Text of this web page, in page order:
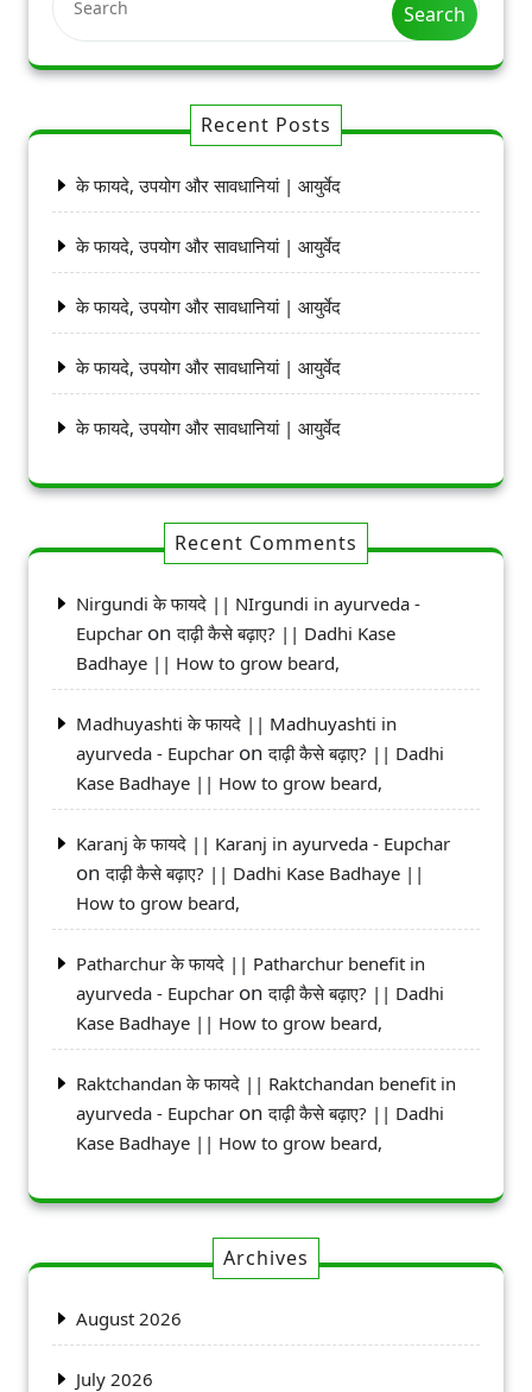
Search
Recent Posts
के फायदे, उपयोग और सावधानियां | आयुर्वेद
के फायदे, उपयोग और सावधानियां | आयुर्वेद
के फायदे, उपयोग और सावधानियां | आयुर्वेद
के फायदे, उपयोग और सावधानियां | आयुर्वेद
के फायदे, उपयोग और सावधानियां | आयुर्वेद
Recent Comments
Nirgundi के फायदे || NIrgundi in ayurveda -
Eupchar onदाढ़ी कैसे बढ़ाए? || Dadhi Kase
Badhaye || How to grow beard,
Madhuyashti के फायदे || Madhuyashti in
ayurveda - Eupchar onदाढ़ी कैसे बढ़ाए? || Dadhi
Kase Badhaye || How to grow beard,
Karanj के फायदे || Karanj in ayurveda - Eupchar
onदाढ़ी कैसे बढ़ाए? || Dadhi Kase Badhaye ||
How to grow beard,
Patharchur के फायदे || Patharchur benefit in
ayurveda - Eupchar onदाढ़ी कैसे बढ़ाए? || Dadhi
Kase Badhaye || How to grow beard,
Raktchandan के फायदे || Raktchandan benefit in
ayurveda - Eupchar onदाढ़ी कैसे बढ़ाए? || Dadhi
Kase Badhaye || How to grow beard,
Archives
August 2026
July 2026